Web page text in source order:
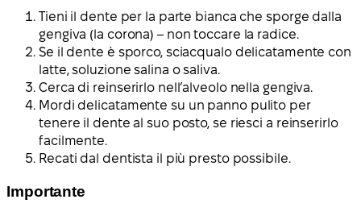
Tieni il dente per la parte bianca che sporge dalla
gengiva (la corona) – non toccare la radice.
Se il dente è sporco, sciacqualo delicatamente con
latte, soluzione salina o saliva.
Cerca di reinserirlo nell’alveolo nella gengiva.
Mordi delicatamente su un panno pulito per
tenere il dente al suo posto, se riesci a reinserirlo
facilmente.
Recati dal dentista il più presto possibile.
Importante